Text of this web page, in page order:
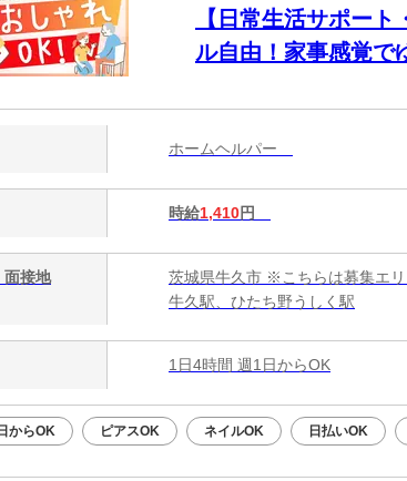
【日常生活サポー
ル自由！家事感覚
ホームヘルパー
時給1,410円
面接地
茨城県牛久市 ※こちらは募集エリ
牛久駅、ひたち野うしく駅
1日4時間 週1日からOK
からOK ピアスOK ネイルOK 日払いOK